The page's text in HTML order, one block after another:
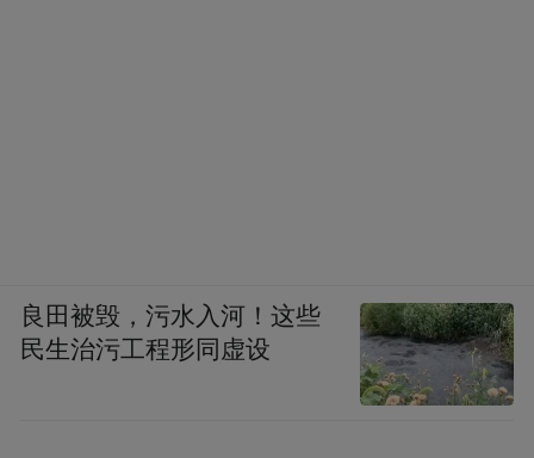
良田被毁，污水入河！这些
民生治污工程形同虚设